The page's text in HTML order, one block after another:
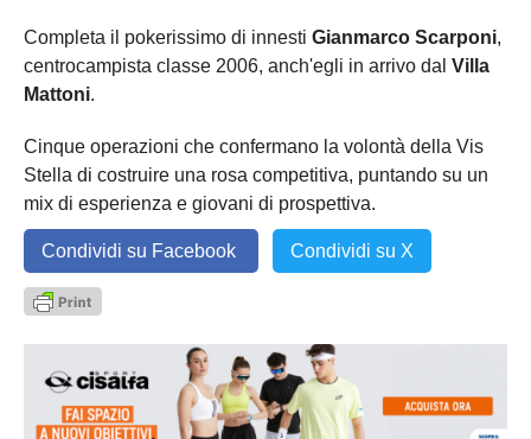
Completa il pokerissimo di innesti Gianmarco Scarponi,
centrocampista classe 2006, anch'egli in arrivo dal Villa
Mattoni.
Cinque operazioni che confermano la volontà della Vis
Stella di costruire una rosa competitiva, puntando su un
mix di esperienza e giovani di prospettiva.
Condividi su Facebook Condividi su X